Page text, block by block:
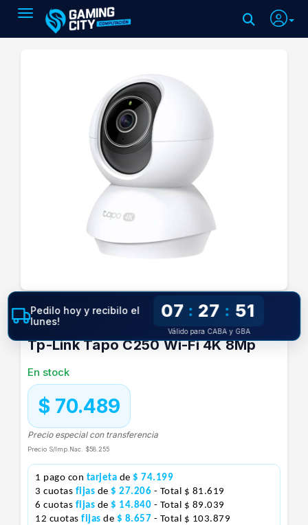
Toggle navigation
Cámara De Seguridad Interior Domo
Tp-Link Tapo C250 Wi-Fi 4K 8Mp
En stock
$ 70.489
Precio especial con transferencia
Precio S/Imp.Nac. $58.255
1 pago con tarjeta de $ 74.199
3 cuotas fijas de $ 27.206 - Total $ 81.619
6 cuotas fijas de $ 14.840 - Total $ 89.039
12 cuotas fijas de $ 8.657 - Total $ 103.879
Pedilo hoy y recibilo el
lunes!
07 : 27 : 50
Válido para CABA y GBA